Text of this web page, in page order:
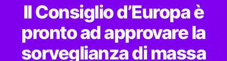
Il Consiglio d’Europa è
pronto ad approvare la
sorveglianza di massa